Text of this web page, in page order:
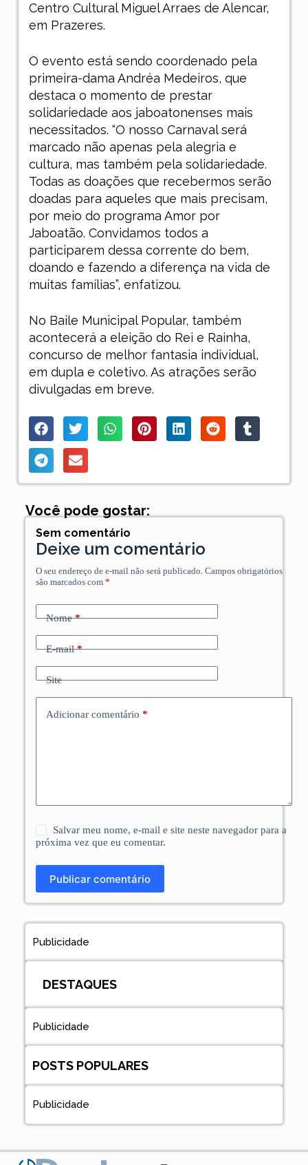
Centro Cultural Miguel Arraes de Alencar,
em Prazeres.
O evento está sendo coordenado pela
primeira-dama Andréa Medeiros, que
destaca o momento de prestar
solidariedade aos jaboatonenses mais
necessitados. “O nosso Carnaval será
marcado não apenas pela alegria e
cultura, mas também pela solidariedade.
Todas as doações que recebermos serão
doadas para aqueles que mais precisam,
por meio do programa Amor por
Jaboatão. Convidamos todos a
participarem dessa corrente do bem,
doando e fazendo a diferença na vida de
muitas famílias”, enfatizou.
No Baile Municipal Popular, também
acontecerá a eleição do Rei e Rainha,
concurso de melhor fantasia individual,
em dupla e coletivo. As atrações serão
divulgadas em breve.
Você pode gostar:
Sem comentário
Deixe um comentário
O seu endereço de e-mail não será publicado. Campos obrigatórios
são marcados com *
Nome*
E-mail*
Site
Adicionar comentário *
Salvar meu nome, e-mail e site neste navegador para a
próxima vez que eu comentar.
Publicar comentário
Publicidade
DESTAQUES
Publicidade
POSTS POPULARES
Publicidade